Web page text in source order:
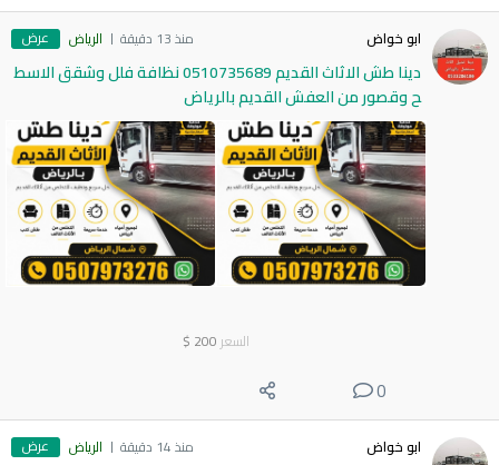
ابو خواض منذ 13 دقيقة الرياض عرض
دينا طش الاثاث القديم 0510735689 نظافة فلل وشقق الاسط
ح وقصور من العفش القديم بالرياض
السعر 200
$
0
ابو خواض منذ 14 دقيقة الرياض عرض